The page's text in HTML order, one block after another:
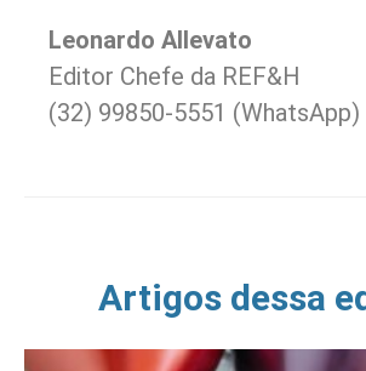
Leonardo Allevato
Editor Chefe da REF&H
(32) 99850-5551 (WhatsApp)
Artigos dessa